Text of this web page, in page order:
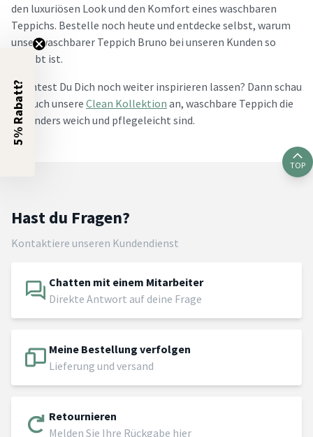
den luxuriösen Look und den Komfort eines waschbaren
Teppichs. Bestelle noch heute und entdecke selbst, warum
unser waschbarer Teppich Bruno bei unseren Kunden so
beliebt ist.
Möchtest Du Dich noch weiter inspirieren lassen? Dann schau
Dir auch unsere Clean Kollektion an, waschbare Teppich die
besonders weich und pflegeleicht sind.
TOP
Hast du Fragen?
Kontaktiere unseren Kundendienst
Chatten mit einem Mitarbeiter
Direkte Antwort auf deine Frage
Meine Bestellung verfolgen
Lieferung und versand
Retournieren
Melden Sie Ihre Rückgabe hier
5% Rabatt?